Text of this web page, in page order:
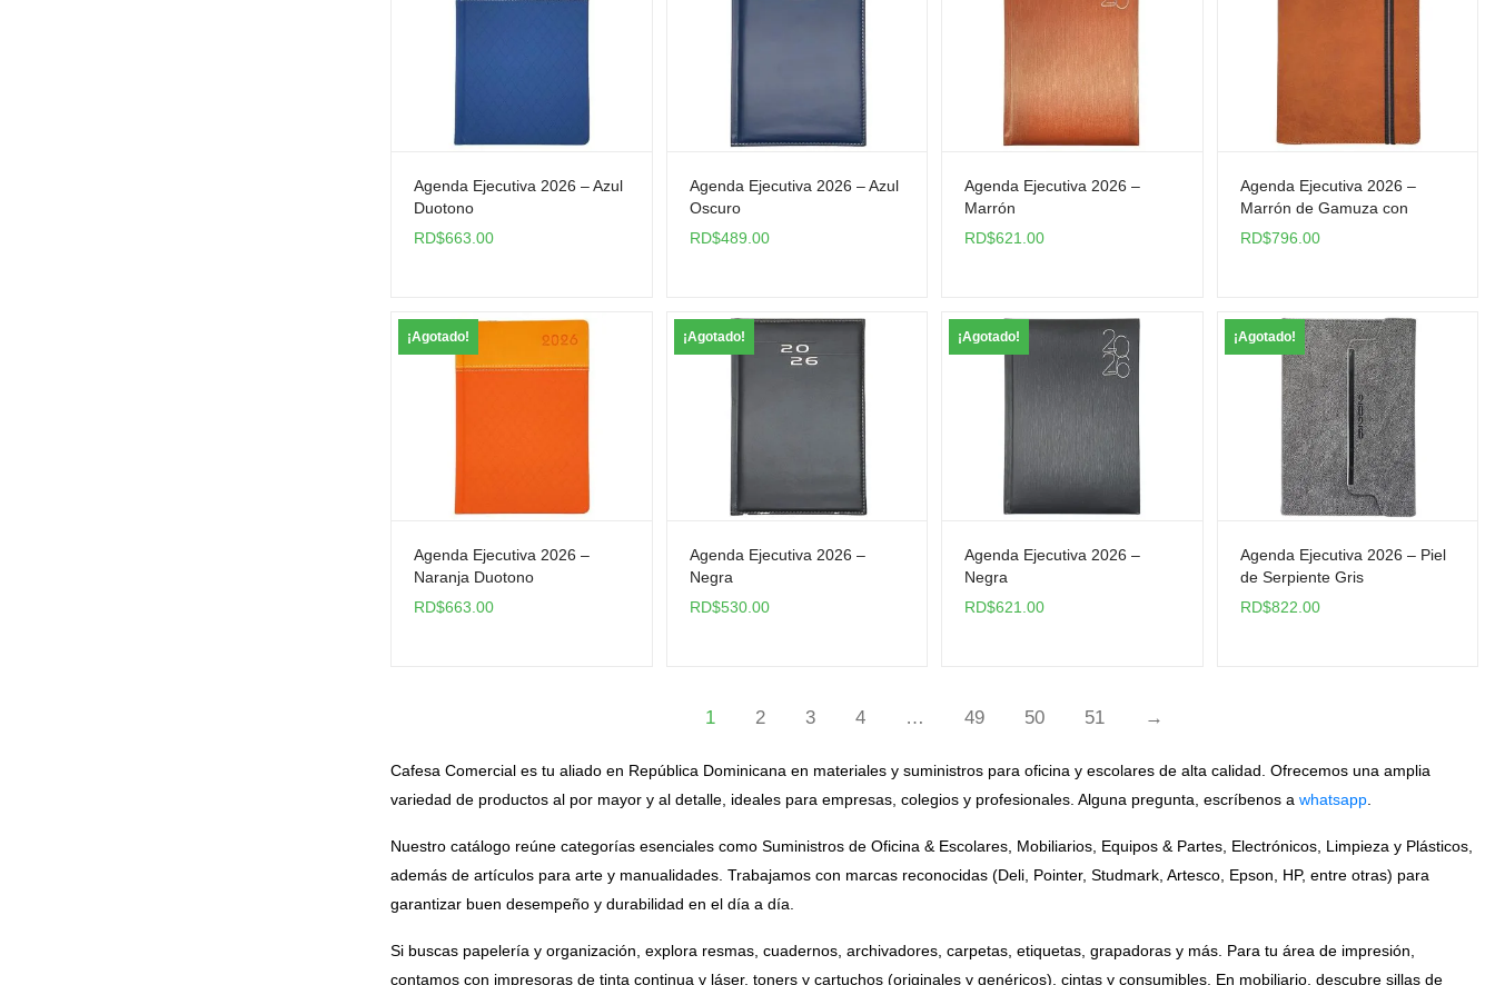
Agenda Ejecutiva 2026 – Azul
Duotono
RD$663.00
Agenda Ejecutiva 2026 – Azul
Oscuro
RD$489.00
Agenda Ejecutiva 2026 –
Marrón
RD$621.00
Agenda Ejecutiva 2026 –
Marrón de Gamuza con
Elástico
RD$796.00
¡Agotado!
Agenda Ejecutiva 2026 –
Naranja Duotono
RD$663.00
¡Agotado!
Agenda Ejecutiva 2026 –
Negra
RD$530.00
¡Agotado!
Agenda Ejecutiva 2026 –
Negra
RD$621.00
¡Agotado!
Agenda Ejecutiva 2026 – Piel
de Serpiente Gris
RD$822.00
1 2 3 4 … 49 50 51 →
Cafesa Comercial es tu aliado en República Dominicana en materiales y suministros para oficina y escolares de alta calidad. Ofrecemos una amplia
variedad de productos al por mayor y al detalle, ideales para empresas, colegios y profesionales. Alguna pregunta, escríbenos a whatsapp
Nuestro catálogo reúne categorías esenciales como Suministros de Oficina & Escolares, Mobiliarios, Equipos & Partes, Electrónicos, Limpieza y Plásticos,
además de artículos para arte y manualidades. Trabajamos con marcas reconocidas (Deli, Pointer, Studmark, Artesco, Epson, HP, entre otras) para
garantizar buen desempeño y durabilidad en el día a día.
Si buscas papelería y organización, explora resmas, cuadernos, archivadores, carpetas, etiquetas, grapadoras y más. Para tu área de impresión,
contamos con impresoras de tinta continua y láser, toners y cartuchos (originales y genéricos), cintas y consumibles. En mobiliario, descubre sillas de